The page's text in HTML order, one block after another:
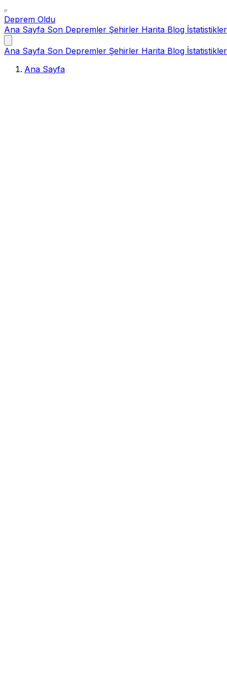
Deprem Oldu
Ana Sayfa Son Depremler Şehirler Harita Blog İstatistikler
Ana Sayfa Son Depremler Şehirler Harita Blog İstatistikler
Ana Sayfa